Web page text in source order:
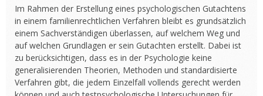
Im Rahmen der Erstellung eines psychologischen Gutachtens
in einem familienrechtlichen Verfahren bleibt es grundsätzlich
einem Sachverständigen überlassen, auf welchem Weg und
auf welchen Grundlagen er sein Gutachten erstellt. Dabei ist
zu berücksichtigen, dass es in der Psychologie keine
generalisierenden Theorien, Methoden und standardisierte
Verfahren gibt, die jedem Einzelfall vollends gerecht werden